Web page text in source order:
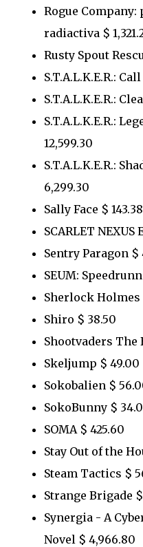
Rogue Company:
radiactiva $
Rusty Spout
S.T.A.L.K.E.R.:
S.T.A.L.K.E.R.:
S.T.A.L.K.E.R.:
12,599.30
S.T.A.L.K.E.R.:
6,299.30
Sally Face $ 143.38
SCARLET
Sentry Paragon $
SEUM:
Sherlock Holmes
Shiro $ 38.50
Shootvaders The
Skeljump $ 49.00
Sokobalien $
SokoBunny $
SOMA $ 425.60
Stay Out of the
Steam Tactics $
Strange Brigade $
Synergia - A
Novel $ 4,966.80